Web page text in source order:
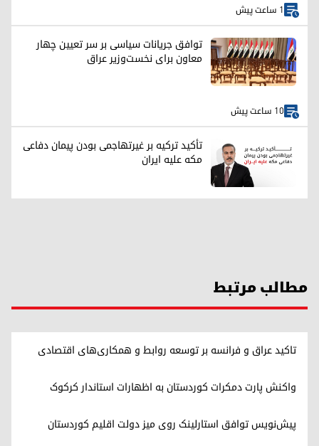
1 ساعت پیش
توافق جریانات سیاسی بر سر تعیین چهار
معاون برای نخست‌وزیر عراق
10 ساعت پیش
تأکید ترکیه بر غیرتهاجمی بودن پیمان دفاعی
مکه علیه ایران
مطالب مرتبط
تاکید عراق و فرانسه بر توسعه روابط و همکاری‌های اقتصادی
واکنش پارت دمکرات کوردستان به اظهارات استاندار کرکوک
پیش‌نویس توافق استارلینک روی میز دولت اقلیم کوردستان